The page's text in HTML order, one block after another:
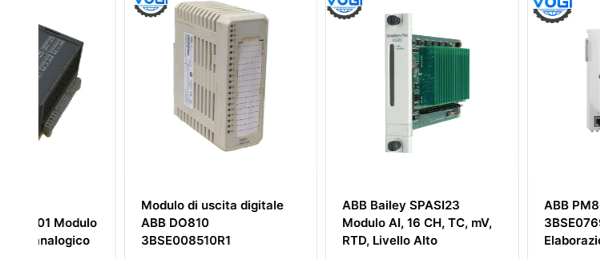
Modulo di uscita digitale
ABB DO810
3BSE008510R1
ABB Bailey SPASI23
Modulo AI, 16 CH, TC, mV,
RTD, Livello Alto
ABB PM866AK01
3BSE076939R1 Unità di
Elaborazione Centrale